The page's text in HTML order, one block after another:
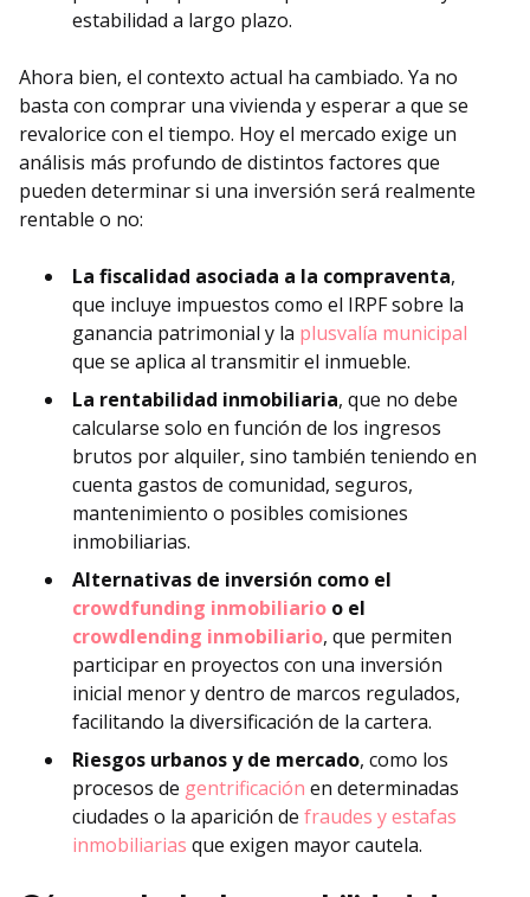
estabilidad a largo plazo.
Ahora bien, el contexto actual ha cambiado. Ya no
basta con comprar una vivienda y esperar a que se
revalorice con el tiempo. Hoy el mercado exige un
análisis más profundo de distintos factores que
pueden determinar si una inversión será realmente
rentable o no:
La fiscalidad asociada a la compraventa,
que incluye impuestos como el IRPF sobre la
ganancia patrimonial y la plusvalía municipal
que se aplica al transmitir el inmueble.
La rentabilidad inmobiliaria, que no debe
calcularse solo en función de los ingresos
brutos por alquiler, sino también teniendo en
cuenta gastos de comunidad, seguros,
mantenimiento o posibles comisiones
inmobiliarias.
Alternativas de inversión como el
crowdfunding inmobiliario o el
crowdlending inmobiliario, que permiten
participar en proyectos con una inversión
inicial menor y dentro de marcos regulados,
facilitando la diversificación de la cartera.
Riesgos urbanos y de mercado, como los
procesos de gentrificación en determinadas
ciudades o la aparición de fraudes y estafas
inmobiliarias que exigen mayor cautela.